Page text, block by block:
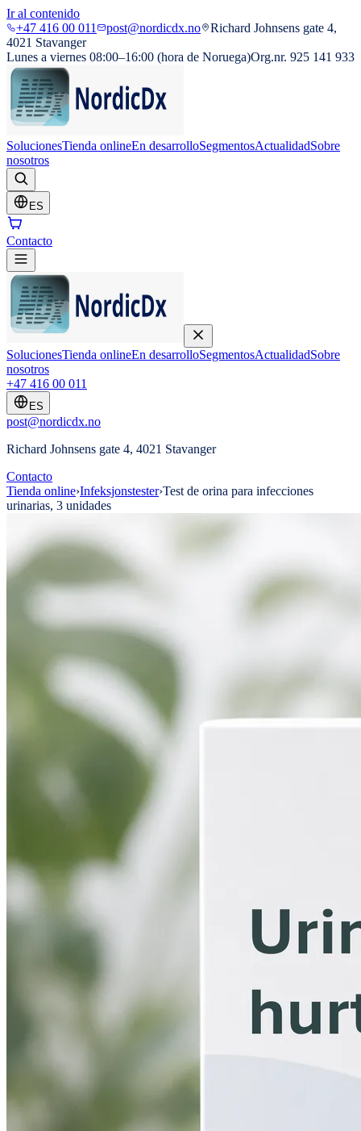
Ir al contenido
+47 416 00 011
post@nordicdx.no
Richard Johnsens gate 4,
4021 Stavanger
Lunes a viernes 08:00–16:00 (hora de Noruega)Org.nr. 925 141 933
SolucionesTienda onlineEn desarrolloSegmentosActualidadSobre
nosotros
ES
Contacto
SolucionesTienda onlineEn desarrolloSegmentosActualidadSobre
nosotros
+47 416 00 011
ES
post@nordicdx.no
Richard Johnsens gate 4, 4021 Stavanger
Contacto
Tienda online›Infeksjonstester›Test de orina para infecciones
urinarias, 3 unidades